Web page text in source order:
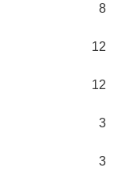
8
12
12
3
3